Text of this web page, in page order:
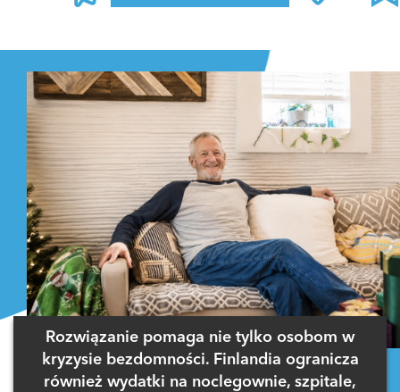
Rozwiązanie pomaga nie tylko osobom w
kryzysie bezdomności. Finlandia ogranicza
również wydatki na noclegownie, szpitale,